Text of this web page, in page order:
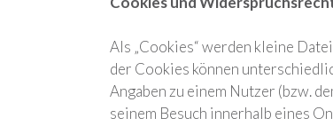
Als „Cookies“ werden kleine
der Cookies können
Angaben zu einem Nutzer (bzw.
seinem Besuch innerhalb eines